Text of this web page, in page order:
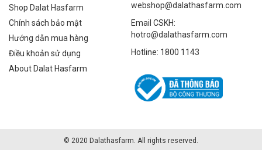
Shop Dalat Hasfarm
Chính sách bảo mật
Hướng dẫn mua hàng
Điều khoản sử dụng
About Dalat Hasfarm
webshop@dalathasfarm.com
Email CSKH:
hotro@dalathasfarm.com
Hotline: 1800 1143
© 2020 Dalathasfarm. All rights reserved.